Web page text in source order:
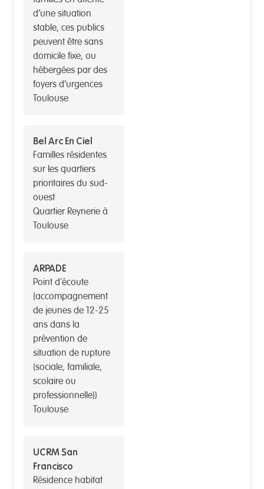
d’une situation
stable, ces publics
peuvent être sans
domicile fixe, ou
hébergées par des
foyers d’urgences
Toulouse
Bel Arc En Ciel
Familles résidentes
sur les quartiers
prioritaires du sud-
ouest
Quartier Reynerie à
Toulouse
ARPADE
Point d'écoute
(accompagnement
de jeunes de 12-25
ans dans la
prévention de
situation de rupture
(sociale, familiale,
scolaire ou
professionnelle))
Toulouse
UCRM San
Francisco
Résidence habitat